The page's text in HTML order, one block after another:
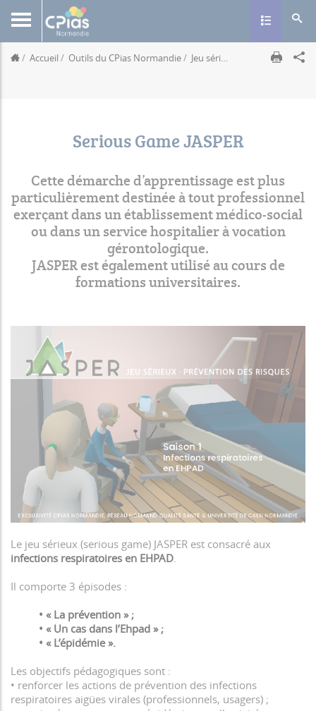
Toggle
Accueil Outils du CPias Normandie Jeu sérieux JASPER Serious
Serious Game JASPER
Cette démarche d’apprentissage est plus
particulièrement destinée à tout professionnel
exerçant dans un établissement médico-social
ou dans un service hospitalier à vocation
gérontologique.
JASPER est également utilisé au cours de
formations universitaires.
Le jeu sérieux (serious game) JASPER est consacré aux
infections respiratoires en EHPAD.
Il comporte 3 épisodes :
• « La prévention » ;
• « Un cas dans l’Ehpad » ;
• « L’épidémie ».
Les objectifs pédagogiques sont :
• renforcer les actions de prévention des infections
respiratoires aigües virales (professionnels, usagers) ;